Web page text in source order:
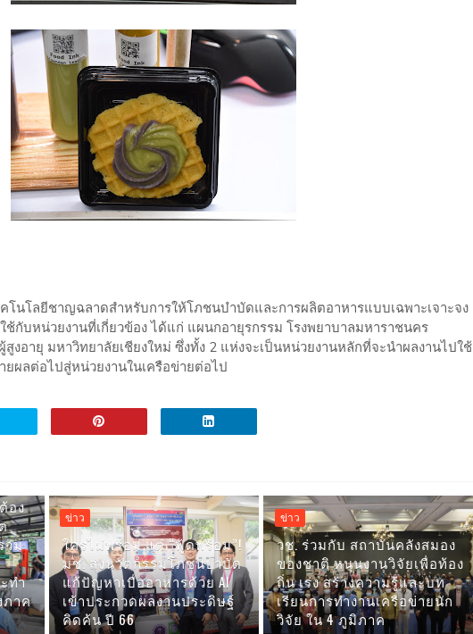
โนโลยีชาญฉลาดสำหรับการให้โภชนบำบัดและการผลิตอาหารแบบเฉพาะเจาะจง
กับหน่วยงานที่เกี่ยวข้อง ได้แก่ แผนกอายุรกรรม โรงพยาบาลมหาราชนคร
สูงอายุ มหาวิทยาลัยเชียงใหม่ ซึ่งทั้ง 2 แห่งจะเป็นหน่วยงานหลักที่จะนำผลงานไปใช้
ผลต่อไปสู่หน่วยงานในเครือข่ายต่อไป
รณ์
ว่า
อง
วม
ทำ
ภาค
ข่าว
ใครไม่พร้อม แต่ “ฟู้ดพร้อม”!
มช. ส่งนวัตกรรมโภชนบำบัด
แก้ปัญหาเบื่ออาหารด้วย AI
เข้าประกวดผลงานประดิษฐ์
คิดค้น ปี 66
ข่าว
วช. ร่วมกับ สถาบันคลังสมอง
ของชาติ หนุนงานวิจัยเพื่อท้อง
ถิ่น เร่ง สร้างความรู้และบท
เรียนการทำงานเครือข่ายนัก
วิจัย ใน 4 ภูมิภาค